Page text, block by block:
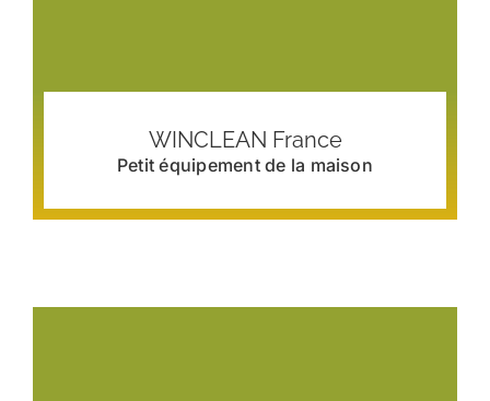
WINCLEAN France
Petit équipement de la maison